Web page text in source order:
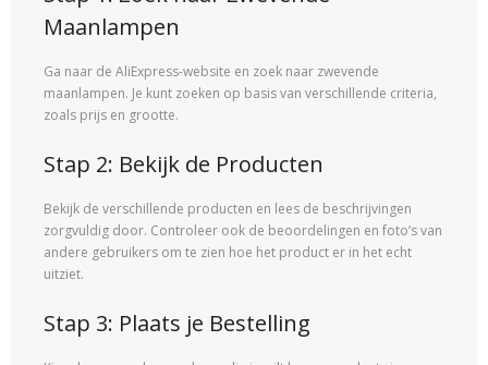
Maanlampen
Ga naar de AliExpress-website en zoek naar zwevende
maanlampen. Je kunt zoeken op basis van verschillende criteria,
zoals prijs en grootte.
Stap 2: Bekijk de Producten
Bekijk de verschillende producten en lees de beschrijvingen
zorgvuldig door. Controleer ook de beoordelingen en foto’s van
andere gebruikers om te zien hoe het product er in het echt
uitziet.
Stap 3: Plaats je Bestelling